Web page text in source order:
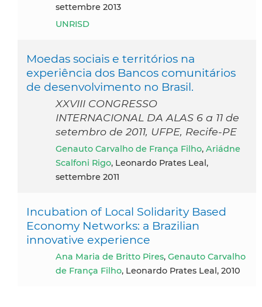
settembre 2013
UNRISD
Moedas sociais e territórios na
experiência dos Bancos comunitários
de desenvolvimento no Brasil.
XXVIII CONGRESSO
INTERNACIONAL DA ALAS 6 a 11 de
setembro de 2011, UFPE, Recife-PE
Genauto Carvalho de França Filho, Ariádne
Scalfoni Rigo, Leonardo Prates Leal,
settembre 2011
Incubation of Local Solidarity Based
Economy Networks: a Brazilian
innovative experience
Ana Maria de Britto Pires, Genauto Carvalho
de França Filho, Leonardo Prates Leal, 2010